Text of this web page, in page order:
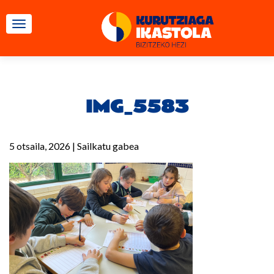
TOGGLE NAVIGATION
IMG_5583
5 otsaila, 2026 | Sailkatu gabea